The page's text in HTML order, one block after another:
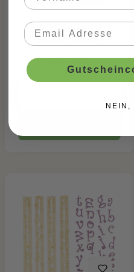
Maoam Happy
Fruttis, 175 g
CHF 3.95*
NEIN,